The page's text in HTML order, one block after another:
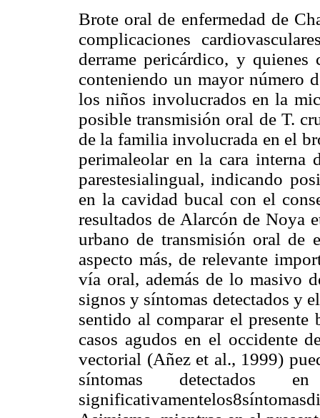
Brote oral de enfermedad de
complicaciones
derrame pericárdico, y
conteniendo un mayor número
los niños involucrados en la
posible transmisión oral de T.
de la familia involucrada en el
perimaleolar en la cara interna
parestesialingual, indicando
en la cavidad bucal con el
resultados de Alarcón de Noya
urbano de transmisión oral de
aspecto más, de relevante
vía oral, además de lo masivo
signos y síntomas detectados y
sentido al comparar el
casos agudos en el occidente
vectorial (Añez et al., 1999)
síntomas detectados